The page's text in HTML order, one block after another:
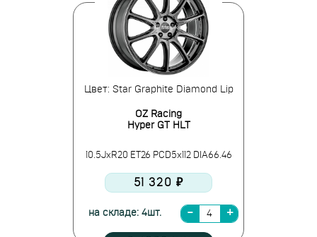
Цвет: Star Graphite Diamond Lip
OZ Racing
Hyper GT HLT
10.5JxR20 ET26 PCD5x112 DIA66.46
51 320 ₽
на складе: 4шт.